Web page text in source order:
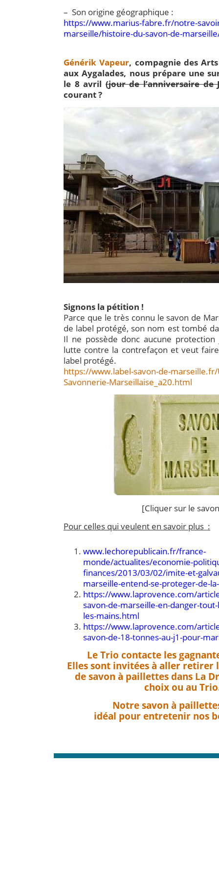
– Son origine géographique :
https://www.marius-fabre.fr/notre-
marseille/histoire-du-savon-de-
Générik Vapeur, compagnie des
aux Aygalades, nous prépare une
le 8 avril(jour de l’anniversaire de
courant ?
Signons la pétition !
Parce que le très connu le savon de
de label protégé, son nom est tombé
Il ne possède donc aucune
lutte contre la contrefaçon et veut
label protégé.
https://www.label-savon-de-
Savonnerie-Marseillaise_a20.html
[Cliquer sur le
Pour celles qui veulent en savoir plus :
www.lechorepublicain.fr/france-
monde/actualites/economie-
finances/2013/03/02/imite-et-
marseille-entend-se-proteger-de-
https://www.laprovence.com/
savon-de-marseille-en-danger-
les-mains.html
https://www.laprovence.com/
savon-de-18-tonnes-au-j1-pour-
Le Trio contacte les
Elles sont invitées à aller retirer
de savon à paillettes dans La
choix ou au
Notre savon à
idéal pour entretenir nos